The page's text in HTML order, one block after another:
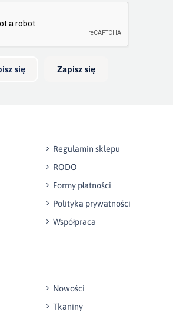
mieć 30cm głębokości. Wezgłowie
Bardzo dobry
o produkcie
się Zapisz się
Regulamin sklepu
RODO
Formy płatności
Polityka prywatności
Współpraca
Nowości
Tkaniny